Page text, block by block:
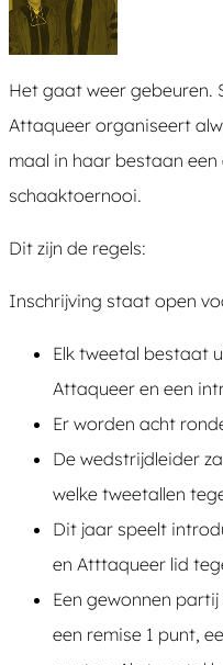
Het gaat weer gebeuren.
Attaqueer organiseert
maal in haar bestaan een
schaaktoernooi.
Dit zijn de regels:
Inschrijving staat open
Elk tweetal bestaat
Attaqueer en een
Er worden acht
De wedstrijdleider
welke tweetallen
Dit jaar speelt
en Atttaqueer lid
Een gewonnen
een remise 1 punt,